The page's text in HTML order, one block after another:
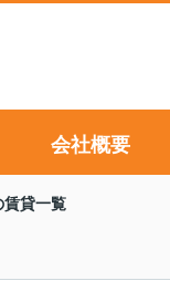
会社概要
賃貸一覧